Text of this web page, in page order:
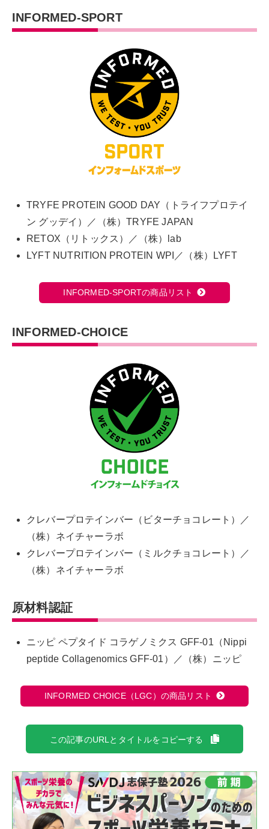
INFORMED-SPORT
TRYFE PROTEIN GOOD DAY（トライフプロテイ
ン グッデイ）／（株）TRYFE JAPAN
RETOX（リトックス）／（株）lab
LYFT NUTRITION PROTEIN WPI／（株）LYFT
INFORMED-SPORTの商品リスト
INFORMED-CHOICE
クレバープロテインバー（ビターチョコレート）／
（株）ネイチャーラボ
クレバープロテインバー（ミルクチョコレート）／
（株）ネイチャーラボ
原材料認証
ニッピ ペプタイド コラゲノミクス GFF-01（Nippi
peptide Collagenomics GFF-01）／（株）ニッピ
INFORMED CHOICE（LGC）の商品リスト
この記事のURLとタイトルをコピーする